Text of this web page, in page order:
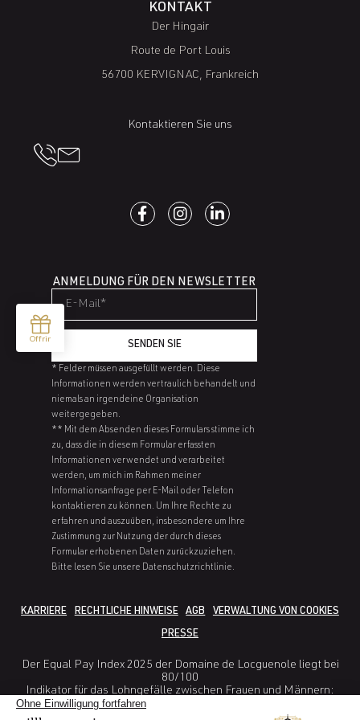
KONTAKT
Der Hingair
Route de Port Louis
56700 KERVIGNAC, Frankreich
Kontaktieren Sie uns
ANMELDUNG FÜR DEN NEWSLETTER
SENDEN SIE
* Felder müssen ausgefüllt werden. Diese
Informationen werden vertraulich behandelt und
niemals an irgendeine Organisation
weitergegeben.
** Mit dem Absenden dieses Formulars stimme ich
zu, dass die in diesem Formular erfassten
Informationen verwendet und verarbeitet
werden, um mich im Rahmen meiner
Informationsanfrage per E-Mail oder Telefon
kontaktieren zu können. Um Ihre Rechte zu
erfahren und auszuüben, insbesondere um Ihre
Zustimmung zur Nutzung der durch dieses
Formular erhobenen Daten zurückzuziehen.
Bitte lesen Sie unsere Datenschutzrichtlinie.
KARRIERE RECHTLICHE HINWEISE AGB VERWALTUNG VON COOKIES
PRESSE
Der Equal Pay Index 2025 der Domaine de Locguenole liegt bei
80/100
Indikator für das Lohngefälle zwischen Frauen und Männern:
Indikator Unterschied in den Erhöhungsraten zwischen Frauen